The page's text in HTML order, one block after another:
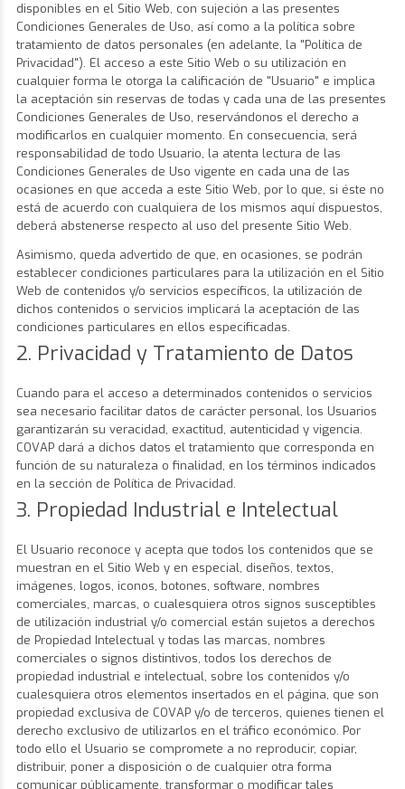
disponibles en el Sitio Web, con sujeción a las presentes
Condiciones Generales de Uso, así como a la política sobre
tratamiento de datos personales (en adelante, la "Política de
Privacidad"). El acceso a este Sitio Web o su utilización en
cualquier forma le otorga la calificación de "Usuario" e implica
la aceptación sin reservas de todas y cada una de las presentes
Condiciones Generales de Uso, reservándonos el derecho a
modificarlos en cualquier momento. En consecuencia, será
responsabilidad de todo Usuario, la atenta lectura de las
Condiciones Generales de Uso vigente en cada una de las
ocasiones en que acceda a este Sitio Web, por lo que, si éste no
está de acuerdo con cualquiera de los mismos aquí dispuestos,
deberá abstenerse respecto al uso del presente Sitio Web.
Asimismo, queda advertido de que, en ocasiones, se podrán
establecer condiciones particulares para la utilización en el Sitio
Web de contenidos y/o servicios específicos, la utilización de
dichos contenidos o servicios implicará la aceptación de las
condiciones particulares en ellos especificadas.
2. Privacidad y Tratamiento de Datos
Cuando para el acceso a determinados contenidos o servicios
sea necesario facilitar datos de carácter personal, los Usuarios
garantizarán su veracidad, exactitud, autenticidad y vigencia.
COVAP dará a dichos datos el tratamiento que corresponda en
función de su naturaleza o finalidad, en los términos indicados
en la sección de Política de Privacidad.
3. Propiedad Industrial e Intelectual
El Usuario reconoce y acepta que todos los contenidos que se
muestran en el Sitio Web y en especial, diseños, textos,
imágenes, logos, iconos, botones, software, nombres
comerciales, marcas, o cualesquiera otros signos susceptibles
de utilización industrial y/o comercial están sujetos a derechos
de Propiedad Intelectual y todas las marcas, nombres
comerciales o signos distintivos, todos los derechos de
propiedad industrial e intelectual, sobre los contenidos y/o
cualesquiera otros elementos insertados en el página, que son
propiedad exclusiva de COVAP y/o de terceros, quienes tienen el
derecho exclusivo de utilizarlos en el tráfico económico. Por
todo ello el Usuario se compromete a no reproducir, copiar,
distribuir, poner a disposición o de cualquier otra forma
comunicar públicamente, transformar o modificar tales